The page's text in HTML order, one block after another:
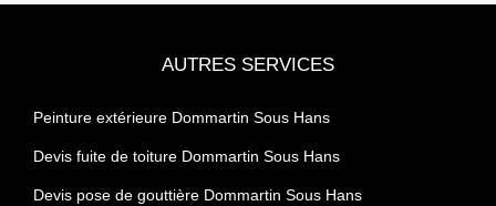
AUTRES SERVICES
Peinture extérieure Dommartin Sous Hans
Devis fuite de toiture Dommartin Sous Hans
Devis pose de gouttière Dommartin Sous Hans